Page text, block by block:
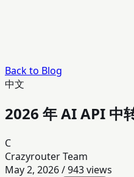
Back to Blog
中文
2026 年 AI API 中
C
Crazyrouter Team
May 2, 2026/943views